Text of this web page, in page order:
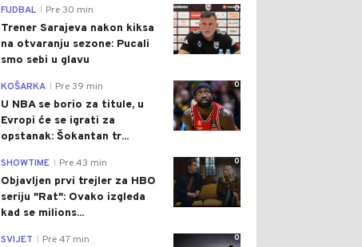
0
FUDBAL Pre 30 min
Trener Sarajeva nakon kiksa
na otvaranju sezone: Pucali
smo sebi u glavu
0
KOŠARKA Pre 39 min
U NBA se borio za titule, u
Evropi će se igrati za
opstanak: Šokantan tr...
0
SHOWTIME Pre 43 min
Objavljen prvi trejler za HBO
seriju "Rat": Ovako izgleda
kad se milions...
0
SVIJET Pre 47 min